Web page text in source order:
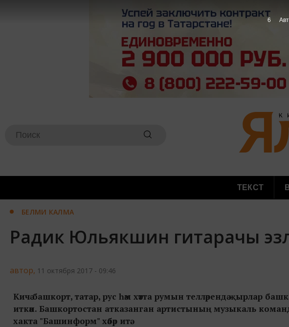
ТЕКСТ
БЕЛМИ КАЛМА
Радик Юльякшин гитарачы
автор, 11 октября 2017 - 09:46
Кичә башкорт, татар, рус һәм хәтта румын телләрендә җырлар
иткән. Башкортостан атказанган артистының музыкаль
хакта "Башинформ" хәбәр итә.
5